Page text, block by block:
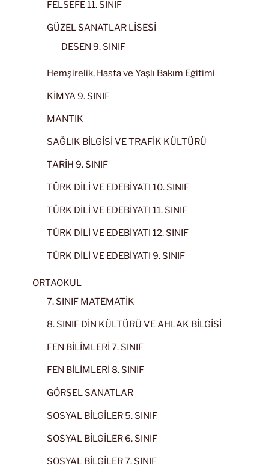
FELSEFE 11. SINIF
GÜZEL SANATLAR LİSESİ
DESEN 9. SINIF
Hemşirelik, Hasta ve Yaşlı Bakım Eğitimi
KİMYA 9. SINIF
MANTIK
SAĞLIK BİLGİSİ VE TRAFİK KÜLTÜRÜ
TARİH 9. SINIF
TÜRK DİLİ VE EDEBİYATI 10. SINIF
TÜRK DİLİ VE EDEBİYATI 11. SINIF
TÜRK DİLİ VE EDEBİYATI 12. SINIF
TÜRK DİLİ VE EDEBİYATI 9. SINIF
ORTAOKUL
7. SINIF MATEMATİK
8. SINIF DİN KÜLTÜRÜ VE AHLAK BİLGİSİ
FEN BİLİMLERİ 7. SINIF
FEN BİLİMLERİ 8. SINIF
GÖRSEL SANATLAR
SOSYAL BİLGİLER 5. SINIF
SOSYAL BİLGİLER 6. SINIF
SOSYAL BİLGİLER 7. SINIF